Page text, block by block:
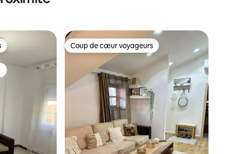
commentaires : 5 sur 5
Coup de cœur voyageurs
Coup de cœur voyageurs